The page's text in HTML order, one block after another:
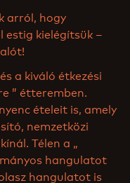
arról, hogy
kielégítsük –
a kiváló étkezési
” étteremben.
ételeit is, amely
nemzetközi
Télen a „
hangulatot
hangulatot is